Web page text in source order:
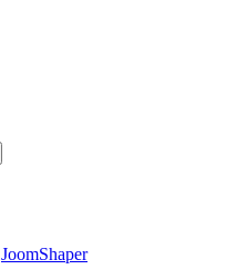
JoomShaper